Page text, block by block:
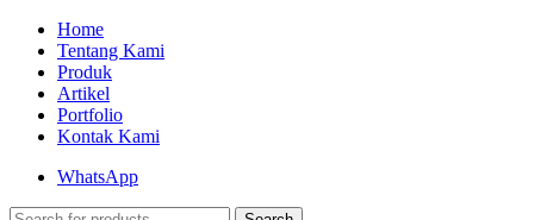
Home
Tentang Kami
Produk
Artikel
Portfolio
Kontak Kami
WhatsApp